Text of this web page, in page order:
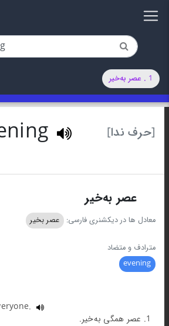
1 . عصر به‌خیر
[حرف ندا]
عصر به‌خیر
معادل ها در دیکشنری فارسی: عصر بخیر
مترادف و متضاد
evening
1. عصر همگی به‌خیر.